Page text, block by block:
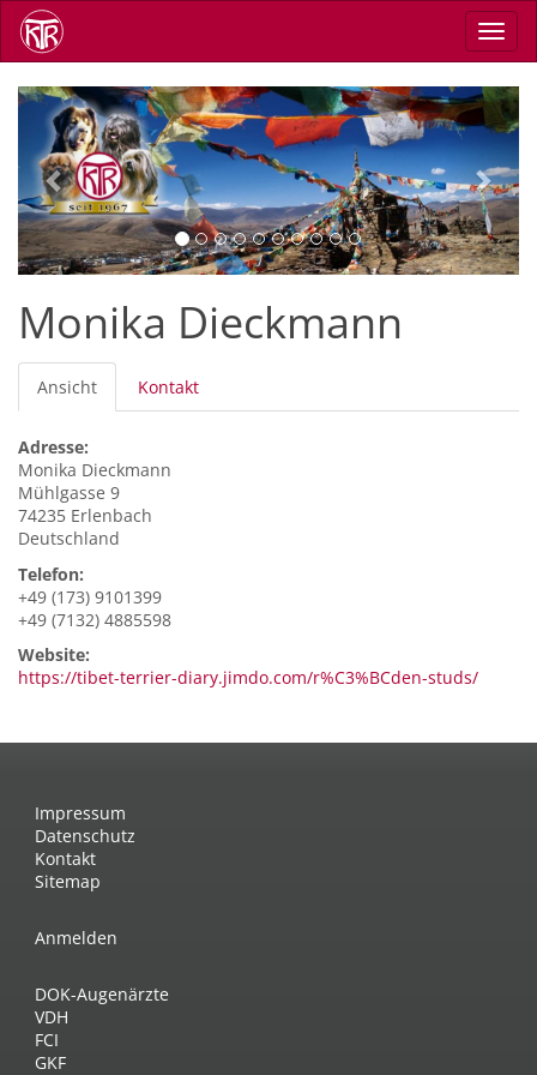
Direkt
zum
Inhalt
Previous Next
Monika Dieckmann
Primäre
Reiter
Ansicht (aktiver
Reiter)
Kontakt
Adresse:
Monika Dieckmann
Mühlgasse 9
74235 Erlenbach
Deutschland
Telefon:
+49 (173) 9101399
+49 (7132) 4885598
Website:
https://tibet-terrier-diary.jimdo.com/r%C3%BCden-studs/
Impressum
Datenschutz
Kontakt
Sitemap
Anmelden
DOK-Augenärzte
VDH
FCI
GKF